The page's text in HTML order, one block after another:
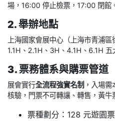
場，16:00 停止檢票，17:00 閉館
2. 舉辦地點
上海國家會展中心（上海市青浦
1.1H、2.1H、3H、4.1H、6.1H 五
3. 票務體系與購票管道
展會實行全流程強實名制 ，入場
核驗，門票不可轉讓、轉售，黃牛
票種劃分：128 元遊園